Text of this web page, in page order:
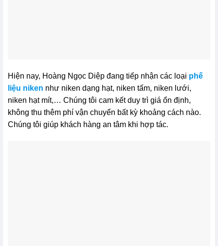
Hiện nay, Hoàng Ngọc Diệp đang tiếp nhận các loại phế
liệu niken như niken dạng hạt, niken tấm, niken lưới,
niken hạt mít,… Chúng tôi cam kết duy trì giá ổn định,
không thu thêm phí vận chuyển bất kỳ khoảng cách nào.
Chúng tôi giúp khách hàng an tâm khi hợp tác.